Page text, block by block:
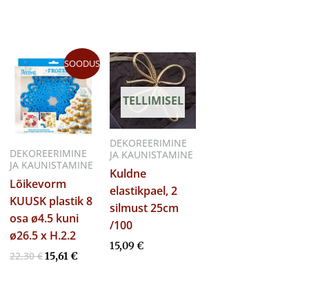
SOODUS
DEKOREERIMINE
JA KAUNISTAMINE
Lõikevorm
KUUSK plastik 8
osa ø4.5 kuni
ø26.5 x H.2.2
22,30€
Algne
hind
oli:
22,30 €.
15,61€
Praegune
hind
on:
15,61 €.
TELLIMISEL
DEKOREERIMINE
JA KAUNISTAMINE
Kuldne
elastikpael, 2
silmust 25cm
/100
15,09 €